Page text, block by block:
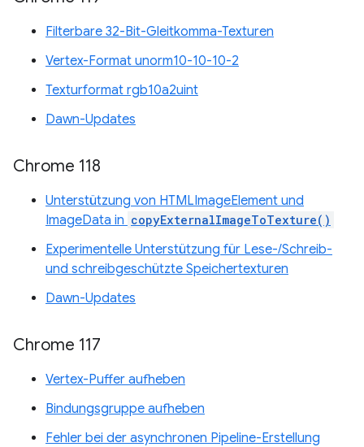
Filterbare 32-Bit-Gleitkomma-Texturen
Vertex-Format unorm10-10-10-2
Texturformat rgb10a2uint
Dawn-Updates
Chrome 118
Unterstützung von HTMLImageElement und
ImageData in copyExternalImageToTexture()
Experimentelle Unterstützung für Lese-/Schreib-
und schreibgeschützte Speichertexturen
Dawn-Updates
Chrome 117
Vertex-Puffer aufheben
Bindungsgruppe aufheben
Fehler bei der asynchronen Pipeline-Erstellung